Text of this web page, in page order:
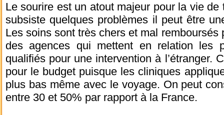
Le sourire est un atout majeur pour la vie de
subsiste quelques problèmes il peut être
Les soins sont très chers et mal
des agences qui mettent en relation les
qualifiés pour une intervention à l’étranger.
pour le budget puisque les cliniques
plus bas même avec le voyage. On peut
entre 30 et 50% par rapport à la France.